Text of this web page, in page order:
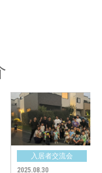
入居者交流会